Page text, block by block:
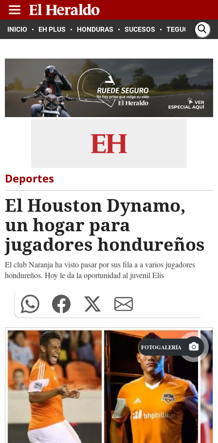
INICIO EH PLUS HONDURAS SUCESOS TEGUCIGALPA
Deportes
El Houston Dynamo,
un hogar para
jugadores hondureños
El club Naranja ha visto pasar por sus fila a a varios jugadores
hondureños. Hoy le da la oportunidad al juvenil Elis
FOTOGALERÍA